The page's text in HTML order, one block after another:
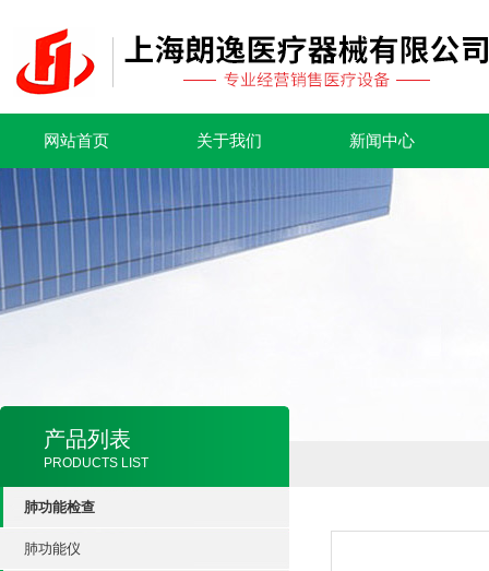
网站首页 关于我们 新闻中心
产品列表
PRODUCTS LIST
肺功能检查
肺功能仪